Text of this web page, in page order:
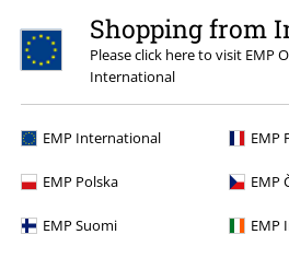
Shopping from
Please click here to visit EMP
International
EMP International EMP
EMP Polska EMP
EMP Suomi EMP